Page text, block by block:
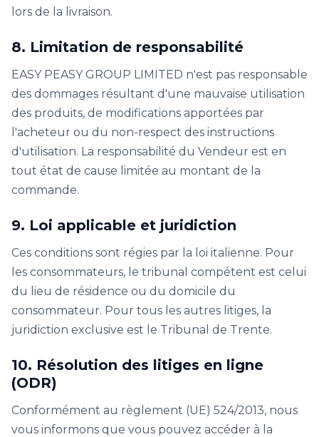
lors de la livraison.
8. Limitation de responsabilité
EASY PEASY GROUP LIMITED n'est pas responsable
des dommages résultant d'une mauvaise utilisation
des produits, de modifications apportées par
l'acheteur ou du non-respect des instructions
d'utilisation. La responsabilité du Vendeur est en
tout état de cause limitée au montant de la
commande.
9. Loi applicable et juridiction
Ces conditions sont régies par la loi italienne. Pour
les consommateurs, le tribunal compétent est celui
du lieu de résidence ou du domicile du
consommateur. Pour tous les autres litiges, la
juridiction exclusive est le Tribunal de Trente.
10. Résolution des litiges en ligne
(ODR)
Conformément au règlement (UE) 524/2013, nous
vous informons que vous pouvez accéder à la